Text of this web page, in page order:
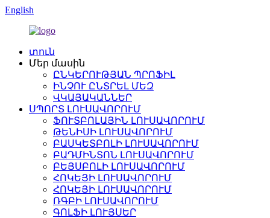
English
տուն
Մեր մասին
ԸՆԿԵՐՈՒԹՅԱՆ ՊՐՈՖԻԼ
ԻՆՉՈՒ ԸՆՏՐԵԼ ՄԵԶ
ՎԿԱՅԱԿԱՆՆԵՐ
ՍՊՈՐՏ ԼՈՒՍԱՎՈՐՈՒՄ
ՖՈՒՏԲՈԼԱՅԻՆ ԼՈՒՍԱՎՈՐՈՒՄ
ԹԵՆԻՍԻ ԼՈՒՍԱՎՈՐՈՒՄ
ԲԱՍԿԵՏԲՈԼԻ ԼՈՒՍԱՎՈՐՈՒՄ
ԲԱԴՄԻՆՏՈՆ ԼՈՒՍԱՎՈՐՈՒՄ
ԲԵՅՍԲՈԼԻ ԼՈՒՍԱՎՈՐՈՒՄ
ՀՈԿԵՅԻ ԼՈՒՍԱՎՈՐՈՒՄ
ՀՈԿԵՅԻ ԼՈՒՍԱՎՈՐՈՒՄ
ՌԳԲԻ ԼՈՒՍԱՎՈՐՈՒՄ
ԳՈԼՖԻ ԼՈՒՅՍԵՐ